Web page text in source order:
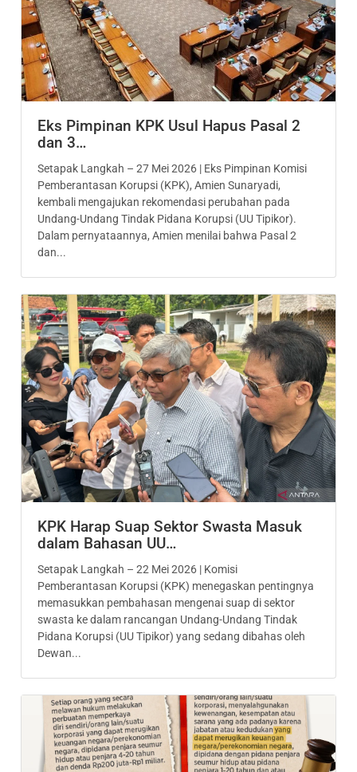
Eks Pimpinan KPK Usul Hapus Pasal 2
dan 3…
Setapak Langkah – 27 Mei 2026 | Eks Pimpinan Komisi
Pemberantasan Korupsi (KPK), Amien Sunaryadi,
kembali mengajukan rekomendasi perubahan pada
Undang-Undang Tindak Pidana Korupsi (UU Tipikor).
Dalam pernyataannya, Amien menilai bahwa Pasal 2
dan...
KPK Harap Suap Sektor Swasta Masuk
dalam Bahasan UU…
Setapak Langkah – 22 Mei 2026 | Komisi
Pemberantasan Korupsi (KPK) menegaskan pentingnya
memasukkan pembahasan mengenai suap di sektor
swasta ke dalam rancangan Undang-Undang Tindak
Pidana Korupsi (UU Tipikor) yang sedang dibahas oleh
Dewan...